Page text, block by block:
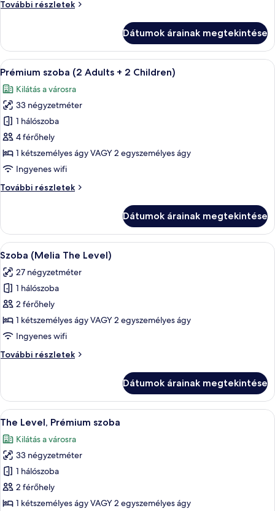
Bed
További részletek
Melia
további
részletei
Dátumok árainak megtekintése
A
következő
szoba
összes
képének
megtekintése:
Prémium
szoba
Adults
Children)
Egy modern szállodai szoba,
4
Prémium szoba (2 Adults + 2 Children)
Kilátás a városra
33 négyzetméter
1 hálószoba
4 férőhely
1 kétszemélyes ágy VAGY 2 egyszemélyes ágy
Ingyenes wifi
További részletek
Prémium
+
Children)
részletei
Dátumok árainak megtekintése
A
következő
szoba
összes
képének
megtekintése:
Szoba
The
Egy szállodai szoba, amelyben egy
5
Szoba (Melia The Level)
27 négyzetméter
1 hálószoba
2 férőhely
1 kétszemélyes ágy VAGY 2 egyszemélyes ágy
Ingyenes wifi
További részletek
Szoba
további
részletei
Dátumok árainak megtekintése
A
következő
szoba
összes
képének
megtekintése:
The
Egy modern szállodaszoba,
5
The Level, Prémium szoba
Kilátás a városra
33 négyzetméter
1 hálószoba
2 férőhely
1 kétszemélyes ágy VAGY 2 egyszemélyes ágy